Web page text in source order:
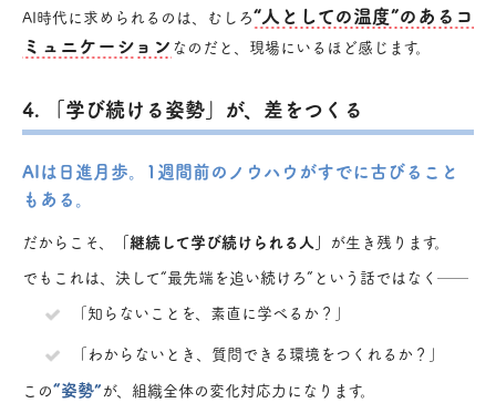
AI時代に求められるのは、むしろ“人としての温度”のあるコ
ミュニケーション なのだと、現場にいるほど感じます。
4. 「学び続ける姿勢」が、差をつくる
AIは日進月歩。1週間前のノウハウがすでに古びること
もある。
だからこそ、 「継続して学び続けられる人」 が生き残ります。
でもこれは、決して“最先端を追い続けろ”という話ではなく──
「知らないことを、素直に学べるか？」
「わからないとき、質問できる環境をつくれるか？」
この“姿勢”が、組織全体の変化対応力になります。